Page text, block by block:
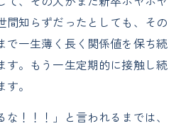
間知らずだったとしても、その
で一生薄く長く関係値を保ち続
す。もう一生定期的に接触し続
。
な！！！」と言われるまでは、